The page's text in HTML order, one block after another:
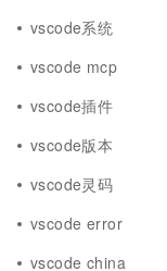
vscode系统
vscode mcp
vscode插件
vscode版本
vscode灵码
vscode error
vscode china